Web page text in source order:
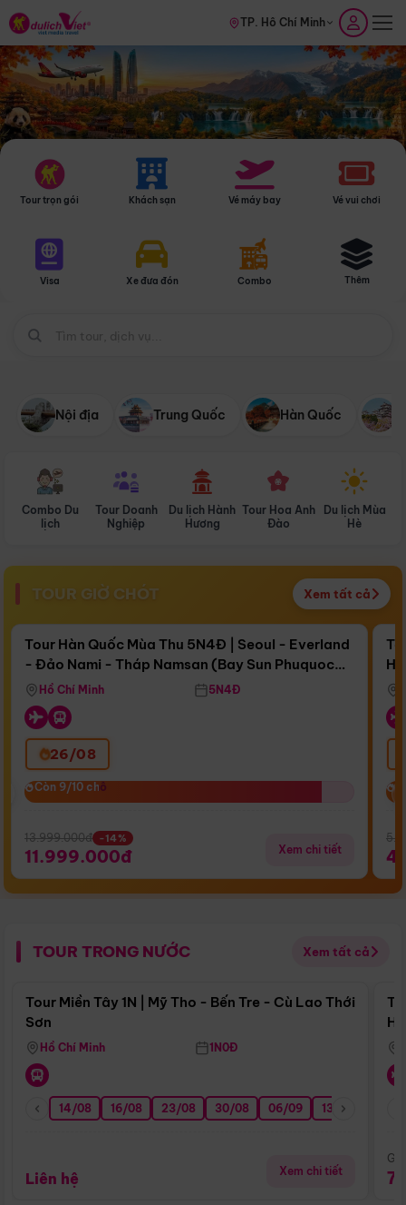
TP. Hồ Chí Minh
Tour trọn gói Khách sạn Vé máy bay Vé vui chơi
Visa Xe đưa đón Combo Thêm
Nội địa Trung Quốc Hàn Quốc
Combo Du
lịch
Tour Doanh
Nghiệp
Du lịch Hành
Hương
Tour Hoa Anh
Đào
Du lịch Mùa
Hè
TOUR GIỜ CHÓT Xem tất cả
Còn16 ngày 10:02:53
Bay Sun Phuquoc Airways
Điểm nổi bật
Tour Hàn Quốc Mùa Thu 5N4Đ | Seoul - Everland
- Đảo Nami - Tháp Namsan (Bay Sun Phuquoc
Airways)
Hồ Chí Minh 5N4Đ
26/08
Còn 9/10 chỗ
Còn 9/10 chỗ
13.999.000đ -14%
11.999.000đ Xem chi tiết
TOUR TRONG NƯỚC Xem tất cả
Điểm nổi bật
Tour Miền Tây 1N | Mỹ Tho - Bến Tre - Cù Lao Thới
Sơn
Hồ Chí Minh 1N0Đ
14/08 16/08 23/08 30/08 06/09 13/09
Liên hệ Xem chi tiết